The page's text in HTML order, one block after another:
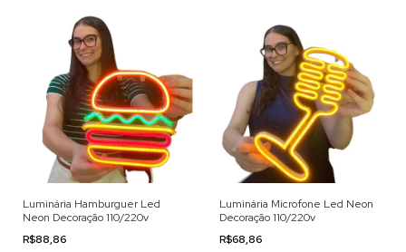
Luminária Hamburguer Led
Neon Decoração 110/220v
R$88,86
Luminária Microfone Led Neon
Decoração 110/220v
R$68,86